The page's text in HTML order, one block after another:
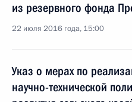
из резервного фонда
22 июля 2016 года, 15:00
Указ о мерах по
научно-технической